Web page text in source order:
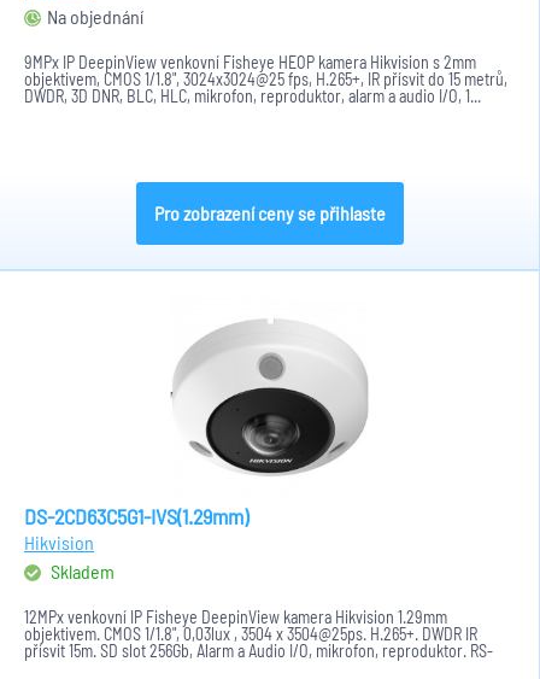
Na objednání
9MPx IP DeepinView venkovní Fisheye HEOP kamera Hikvision s 2mm
objektivem, CMOS 1/1.8", 3024x3024@25 fps, H.265+, IR přísvit do 15 metrů,
DWDR, 3D DNR, BLC, HLC, mikrofon, reproduktor, alarm a audio I/O, 1...
Pro zobrazení ceny se přihlaste
DS-2CD63C5G1-IVS(1.29mm)
Hikvision
Skladem
12MPx venkovní IP Fisheye DeepinView kamera Hikvision 1.29mm
objektivem. CMOS 1/1.8", 0,03lux , 3504 x 3504@25ps. H.265+. DWDR IR
přísvit 15m. SD slot 256Gb, Alarm a Audio I/O, mikrofon, reproduktor. RS-
485...